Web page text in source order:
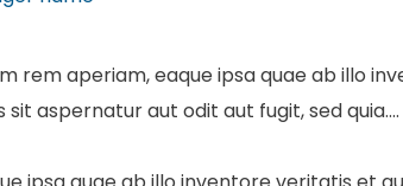
aperiam, eaque ipsa quae ab illo
aspernatur aut odit aut fugit, sed quia....